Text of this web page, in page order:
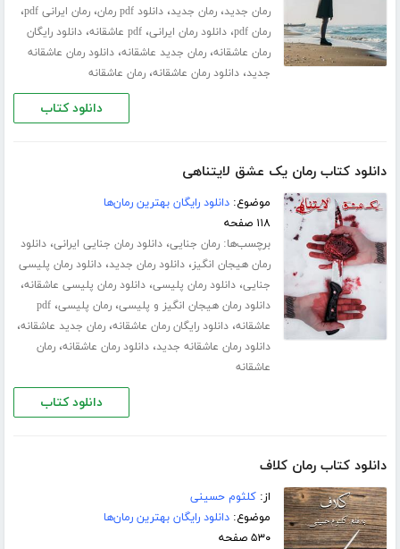
رمان جدید،رمان جدید،دانلود pdf رمان ،رمان ایرانی pdf ،
رمان pdf ،دانلود رمان ایرانی،pdf عاشقانه ،دانلود رایگان
رمان عاشقانه،رمان جدید عاشقانه،دانلود رمان عاشقانه
جدید،دانلود رمان عاشقانه،رمان عاشقانه
دانلود کتاب
دانلود کتاب رمان یک عشق لایتناهی
موضوع:دانلود رایگان بهترین رمان‌ها
۱۱۸ صفحه
برچسب‌ها:رمان جنایی،دانلود رمان جنایی ایرانی،دانلود
رمان هیجان انگیز،دانلود رمان جدید،دانلود رمان پلیسی
جنایی،دانلود رمان پلیسی،دانلود رمان پلیسی عاشقانه،
دانلود رمان هیجان انگیز و پلیسی،رمان پلیسی،pdf
عاشقانه،دانلود رایگان رمان عاشقانه،رمان جدید عاشقانه،
دانلود رمان عاشقانه جدید،دانلود رمان عاشقانه،رمان
عاشقانه
دانلود کتاب
دانلود کتاب رمان کلاف
از:کلثوم حسینی
موضوع:دانلود رایگان بهترین رمان‌ها
۵۳۰ صفحه